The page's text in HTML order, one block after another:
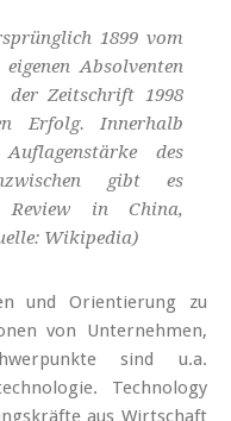
1899 vom
Absolventen
der Zeitschrift 1998
Erfolg. Innerhalb
des
gibt es
Review in China,
Wikipedia)
und Orientierung zu
von Unternehmen,
sind u.a.
Technology
aus Wirtschaft